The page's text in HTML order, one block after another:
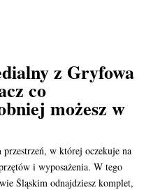
z Gryfowa
co
możesz w
w której oczekuje na
i wyposażenia. W tego
Śląskim odnajdziesz komplet,